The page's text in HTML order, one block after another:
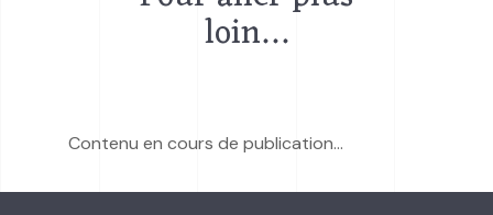
loin…
Contenu en cours de publication...